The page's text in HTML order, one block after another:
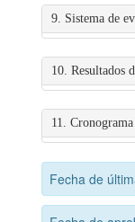
9. Sistema de
10. Resultados
11.
Fecha de